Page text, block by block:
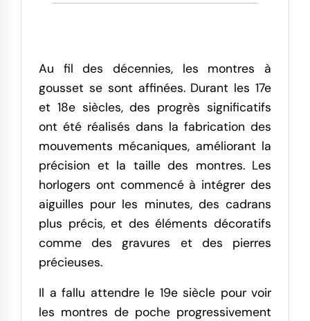
Au fil des décennies, les montres à
gousset se sont affinées. Durant les 17e
et 18e siècles, des progrès significatifs
ont été réalisés dans la fabrication des
mouvements mécaniques, améliorant la
précision et la taille des montres. Les
horlogers ont commencé à intégrer des
aiguilles pour les minutes, des cadrans
plus précis, et des éléments décoratifs
comme des gravures et des pierres
précieuses.
Il a fallu attendre le 19e siècle pour voir
les montres de poche progressivement